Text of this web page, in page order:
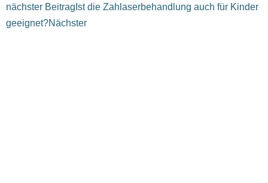
nächster BeitragIst die Zahlaserbehandlung auch für Kinder
geeignet?Nächster